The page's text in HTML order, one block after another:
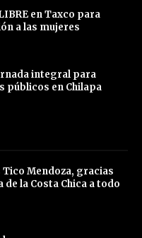
en Taxco para
a las mujeres
integral para
públicos en Chilapa
Tico Mendoza, gracias
la Costa Chica a todo